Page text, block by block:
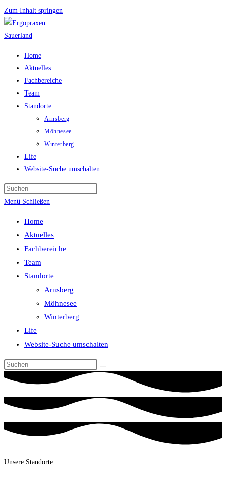
Zum Inhalt springen
Home
Aktuelles
Fachbereiche
Team
Standorte
Arnsberg
Möhnesee
Winterberg
Life
Website-Suche umschalten
Menü Schließen
Home
Aktuelles
Fachbereiche
Team
Standorte
Arnsberg
Möhnesee
Winterberg
Life
Website-Suche umschalten
Unsere Standorte